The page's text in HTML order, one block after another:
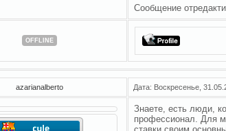
Сообщение
OFFLINE
azarianalberto Дата: Воскресенье,
Знаете, есть люди,
профессионал. Для